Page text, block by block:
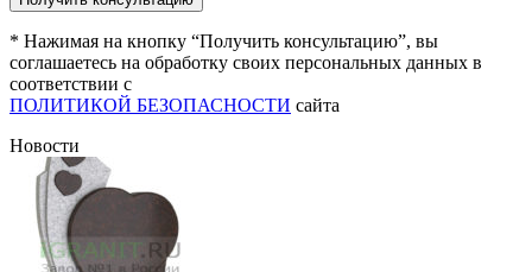
* Нажимая на кнопку “Получить консультацию”, вы
соглашаетесь на обработку своих персональных данных в
соответствии с
ПОЛИТИКОЙ БЕЗОПАСНОСТИ сайта
Новости